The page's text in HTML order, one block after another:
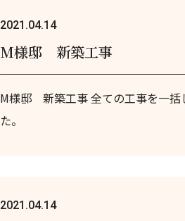
2021.04.14
M様邸 新築工事
M様邸 新築工事 全ての工事を一括
た。
2021.04.14